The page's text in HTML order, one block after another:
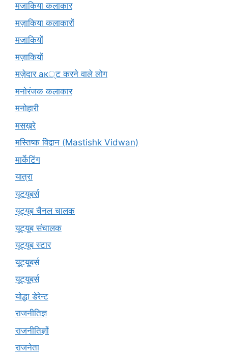
मजाकिया कलाकार
मज़ाकिया कलाकारों
मजाकियों
मज़ाकियों
मज़ेदार ак्ट करने वाले लोग
मनोरंजक कलाकार
मनोहारी
मसख़रे
मस्तिष्क विद्वान (Mastishk Vidwan)
मार्केटिंग
यात्रा
यूटयूबर्स
यूट्यूब चैनल चालक
यूट्यूब संचालक
यूट्यूब स्टार
यूट्यूबर्स
यूट्‍यूबर्स
योद्धा डेरेन्ट
राजनीतिज्ञ
राजनीतिज्ञों
राजनेता